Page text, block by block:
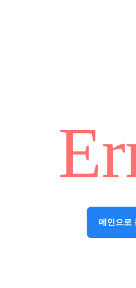
메인으로